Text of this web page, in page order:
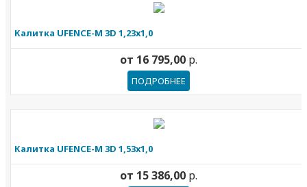
Калитка UFENCE-M 3D 1,23х1,0
от 16 795,00 р.
ПОДРОБНЕЕ
Калитка UFENCE-M 3D 1,53х1,0
от 15 386,00 р.